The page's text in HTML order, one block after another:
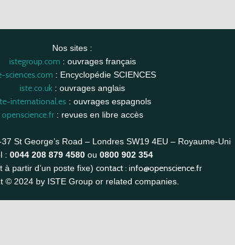
Nos sites :
istegroup.com: ouvrages français
sciences.com: Encyclopédie SCIENCES
iste.co.uk : ouvrages anglais
international.es: ouvrages espagnols
openscience.fr: revues en libre accès
St George’s Road – Londres SW19 4EU – Royaume-Uni
: 0044 208 879 4580 ou 0800 902 354
à partir d’un poste fixe) contact : info@openscience.fr
© 2024 by ISTE Group or related companies.